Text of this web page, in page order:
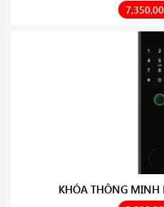
KHÓA THÔNG MINH